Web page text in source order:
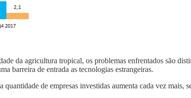
da agricultura tropical, os problemas enfrentados são
barreira de entrada as tecnologias estrangeiras.
de empresas investidas aumenta cada vez mais,